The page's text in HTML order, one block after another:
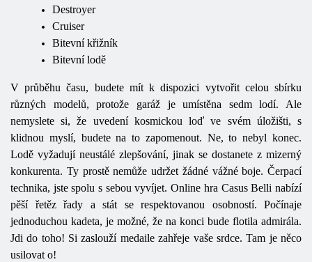
Destroyer
Cruiser
Bitevní křižník
Bitevní lodě
V průběhu času, budete mít k dispozici vytvořit celou sbírku
různých modelů, protože garáž je umístěna sedm lodí. Ale
nemyslete si, že uvedení kosmickou loď ve svém úložišti, s
klidnou myslí, budete na to zapomenout. Ne, to nebyl konec.
Lodě vyžadují neustálé zlepšování, jinak se dostanete z mizerný
konkurenta. Ty prostě nemůže udržet žádné vážné boje. Čerpací
technika, jste spolu s sebou vyvíjet. Online hra Casus Belli nabízí
pěší řetěz řady a stát se respektovanou osobností. Počínaje
jednoduchou kadeta, je možné, že na konci bude flotila admirála.
Jdi do toho! Si zaslouží medaile zahřeje vaše srdce. Tam je něco
usilovat o!